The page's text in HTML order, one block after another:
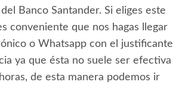
Banco Santander. Si eliges este
conveniente que nos hagas llegar
o Whatsapp con el justificante
ya que ésta no suele ser efectiva
de esta manera podemos ir